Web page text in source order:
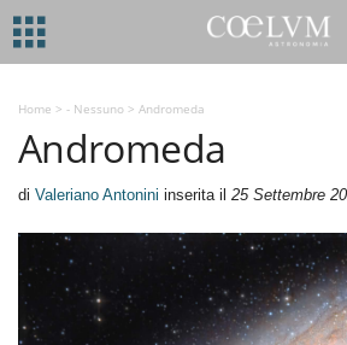
Home > - Nessuno > Andromeda
Andromeda
di Valeriano Antonini inserita il 25 Settembre